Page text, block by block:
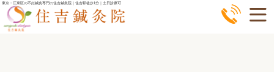
コ
ン
東京・江東区の不妊鍼灸専門の住吉鍼灸院｜住吉駅徒歩1分｜土日診療可